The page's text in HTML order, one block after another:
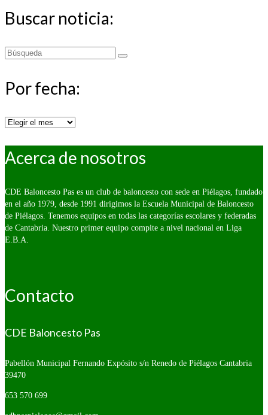
Buscar noticia:
Buscar
Por fecha:
Por
Acerca de nosotros
CDE Baloncesto Pas es un club de baloncesto con sede en Piélagos, fundado
en el año 1979, desde 1991 dirigimos la Escuela Municipal de Baloncesto
de Piélagos. Tenemos equipos en todas las categorías escolares y federadas
de Cantabria. Nuestro primer equipo compite a nivel nacional en Liga
E.B.A.
Contacto
CDE Baloncesto Pas
Pabellón Municipal Fernando Expósito s/n Renedo de Piélagos Cantabria
39470
653 570 699